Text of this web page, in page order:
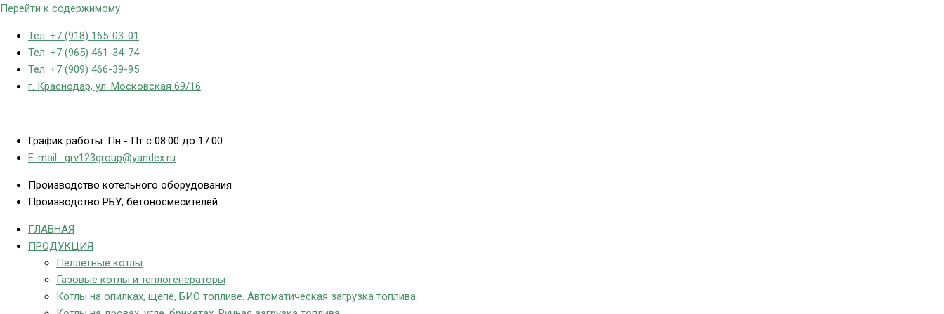
Перейти к содержимому
Тел. +7 (918) 165-03-01
Тел. +7 (965) 461-34-74
Тел. +7 (909) 466-39-95
г. Краснодар, ул. Московская 69/16
График работы: Пн - Пт с 08:00 до 17:00
E-mail : grv123group@yandex.ru
Производство котельного оборудования
Производство РБУ, бетоносмесителей
ГЛАВНАЯ
ПРОДУКЦИЯ
Пеллетные котлы
Газовые котлы и теплогенераторы
Котлы на опилках, щепе, БИО топливе. Автоматическая загрузка топлива.